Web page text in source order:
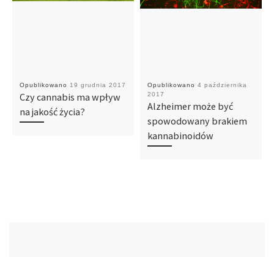
Opublikowano 19 grudnia 2017
Czy cannabis ma wpływ
na jakość życia?
Opublikowano 4 października
2017
Alzheimer może być
spowodowany brakiem
kannabinoidów